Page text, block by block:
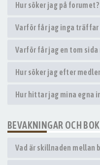
Hur söker jag på forumet?
Varför får jag inga träffar
Varför får jag en tom
Hur söker jag efter
Hur hittar jag mina egna
BEVAKNINGAR OCH
Vad är skillnaden mellan